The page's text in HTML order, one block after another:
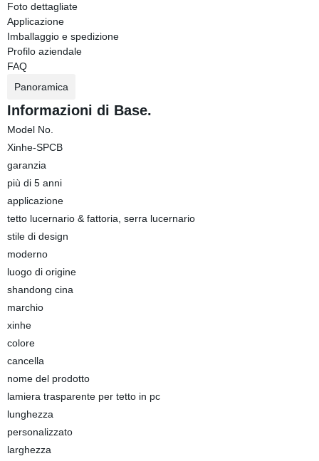
Foto dettagliate
Applicazione
Imballaggio e spedizione
Profilo aziendale
FAQ
Panoramica
Informazioni di Base.
Model No.
Xinhe-SPCB
garanzia
più di 5 anni
applicazione
tetto lucernario & fattoria, serra lucernario
stile di design
moderno
luogo di origine
shandong cina
marchio
xinhe
colore
cancella
nome del prodotto
lamiera trasparente per tetto in pc
lunghezza
personalizzato
larghezza